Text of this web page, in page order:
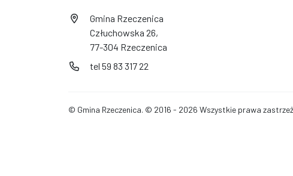
Gmina Rzeczenica
Człuchowska 26,
77-304 Rzeczenica
tel 59 83 317 22
© Gmina Rzeczenica. © 2016 - 2026 Wszystkie prawa